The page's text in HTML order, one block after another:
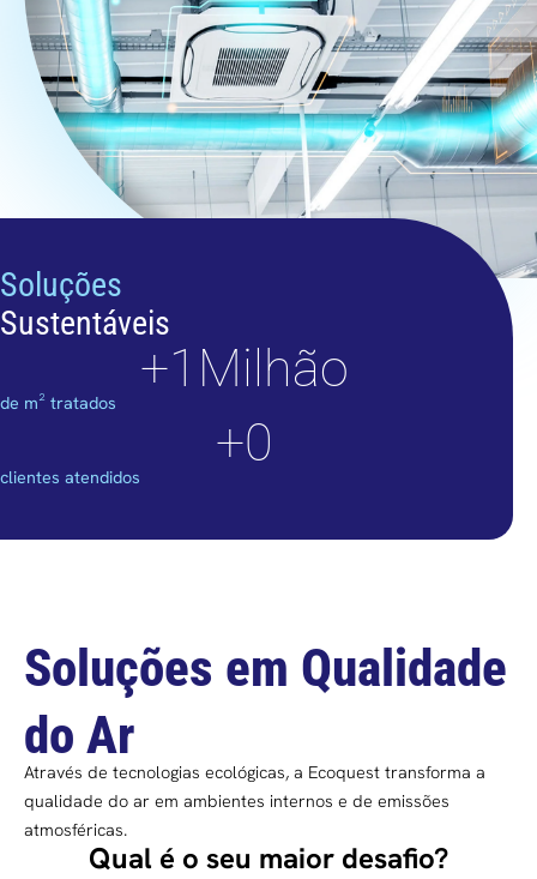
Soluções
Sustentáveis
+1 Milhão
de m² tratados
+0
clientes atendidos
Soluções em Qualidade
do Ar
Através de tecnologias ecológicas, a Ecoquest transforma a
qualidade do ar em ambientes internos e de emissões
atmosféricas.
Qual é o seu maior desafio?